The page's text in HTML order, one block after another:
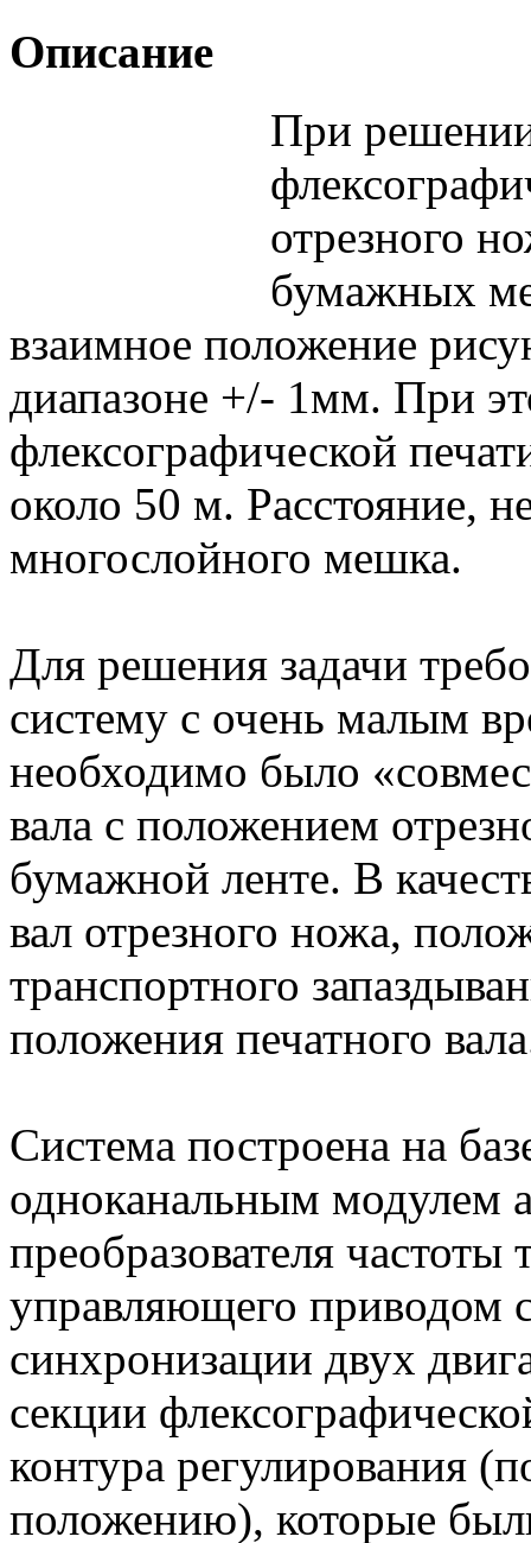
Описание
При
отрезного
бумажных
взаимное положение
диапазоне +/- 1мм. При
флексографической
около 50 м. Расстояние,
многослойного мешка.
Для решения задачи
систему с очень малым
необходимо было
вала с положением
бумажной ленте. В
вал отрезного ножа,
транспортного
положения печатного
Система построена на
одноканальным модулем
преобразователя
управляющего приводом
синхронизации двух
секции
контура регулирования
положению), которые